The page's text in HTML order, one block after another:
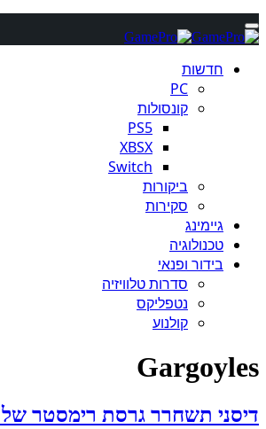
חדשות
PC
קונסולות
PS5
XBSX
Switch
ביקורות
סקירות
גיימינג
טכנולוגיה
בידור ופנאי
סדרות טלוויזיה
נטפליקס
קולנוע
Gargoyles
דיסני תשחרר גרסת רימסטר של Gargoyles בחודש הבא